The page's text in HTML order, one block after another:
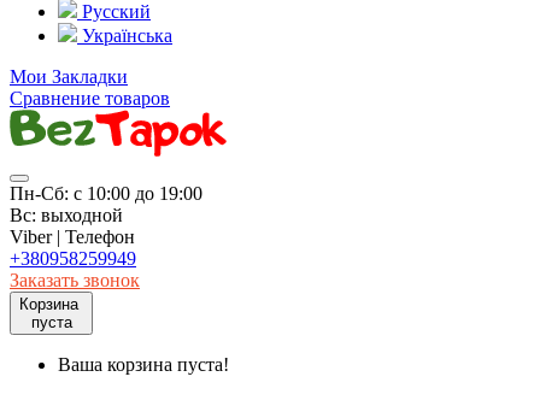
Русский
Українська
Мои Закладки
Сравнение товаров
Пн-Сб: с 10:00 до 19:00
Вс: выходной
Viber | Телефон
+380958259949
Заказать звонок
Корзина
пуста
Ваша корзина пуста!